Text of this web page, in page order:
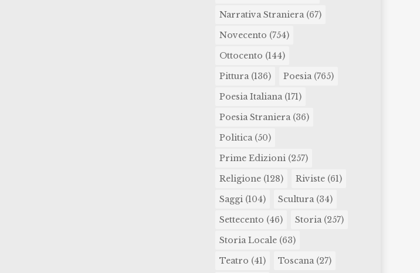
Narrativa Straniera(67)
Novecento (754)
Ottocento (144)
Pittura(136) Poesia(765)
Poesia Italiana(171)
Poesia Straniera(36)
Politica(50)
Prime Edizioni(257)
Religione(128) Riviste(61)
Saggi(104) Scultura(34)
Settecento (46) Storia(257)
Storia Locale(63)
Teatro (41) Toscana(27)